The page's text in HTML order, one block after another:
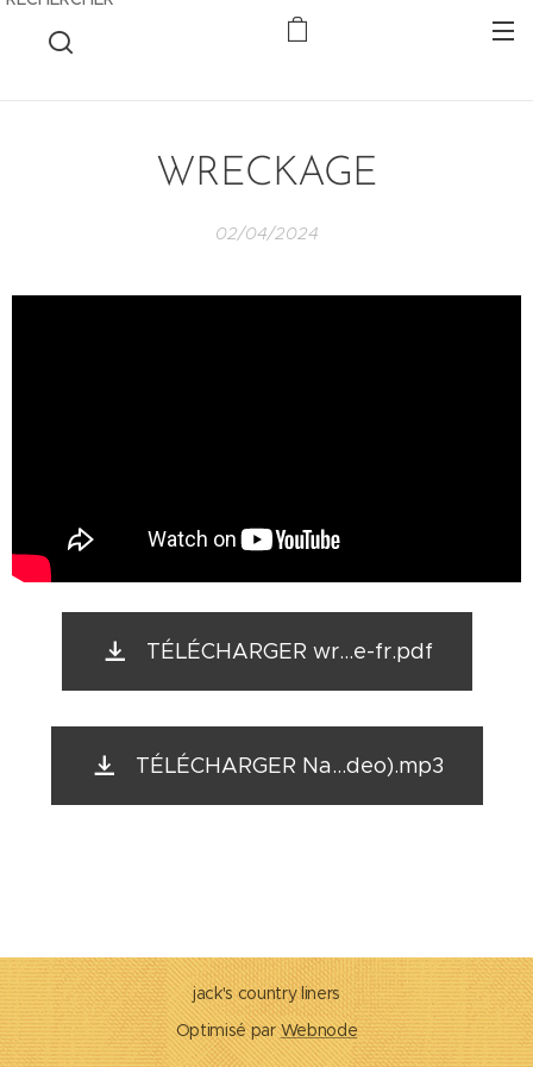
WRECKAGE
02/04/2024
TÉLÉCHARGER wr...e-fr.pdf
TÉLÉCHARGER Na...deo).mp3
jack's country liners
Optimisé parWebnode